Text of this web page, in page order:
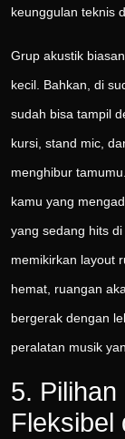
keunggulan teknis
Grup akustik
kecil. Bahkan, di
sudah bisa tampil
kursi, stand mic,
menghibur
kamu yang
yang sedang hits
memikirkan layout
hemat, ruangan
bergerak dengan
peralatan musik
5.
Fleksibel